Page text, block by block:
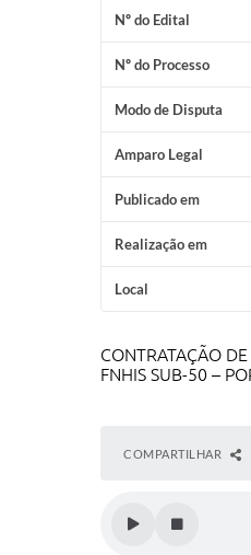
Nº do Edital
Nº do Processo
Modo de Disputa
Amparo Legal
Publicado em
Realização em
Local
CONTRATAÇÃO
FNHIS SUB-50 –
COMPARTILHAR